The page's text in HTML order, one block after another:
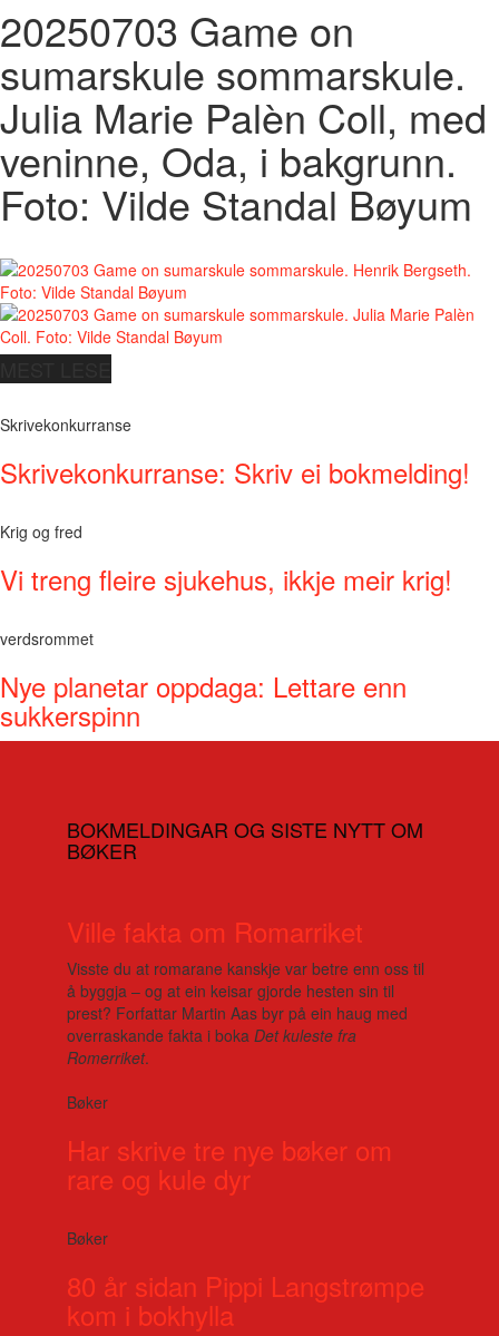
20250703 Game on
sumarskule sommarskule.
Julia Marie Palèn Coll, med
veninne, Oda, i bakgrunn.
Foto: Vilde Standal Bøyum
Skrivekonkurranse
Skrivekonkurranse: Skriv ei bokmelding!
Krig og fred
Vi treng fleire sjukehus, ikkje meir krig!
verdsrommet
Nye planetar oppdaga: Lettare enn
sukkerspinn
BOKMELDINGAR OG SISTE NYTT OM
BØKER
Ville fakta om Romarriket
Visste du at romarane kanskje var betre enn oss til
å byggja – og at ein keisar gjorde hesten sin til
prest? Forfattar Martin Aas byr på ein haug med
overraskande fakta i boka Det kuleste fra
Romerriket.
Bøker
Har skrive tre nye bøker om
rare og kule dyr
Bøker
80 år sidan Pippi Langstrømpe
kom i bokhylla